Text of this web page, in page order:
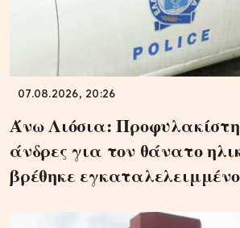
07.08.2026, 20:26
Άνω Λιόσια:
άνδρες για τον θάνατο
βρέθηκε